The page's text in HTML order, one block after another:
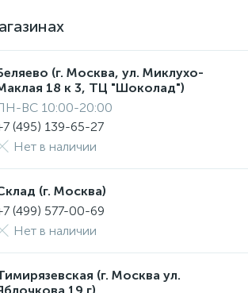
(г. Москва, ул. Миклухо-
18 к 3, ТЦ "Шоколад")
ВС 10:00-20:00
(495) 139-65-27
Нет в наличии
(г. Москва)
(499) 577-00-69
Нет в наличии
(г. Москва ул.